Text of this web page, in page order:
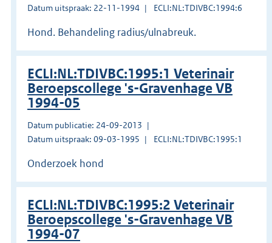
Datum uitspraak: 22-11-1994
ECLI:NL:TDIVBC:1994:6
Hond. Behandeling radius/ulnabreuk.
ECLI:NL:TDIVBC:1995:1 Veterinair
Beroepscollege 's-Gravenhage VB
1994-05
Datum publicatie: 24-09-2013
Datum uitspraak: 09-03-1995
ECLI:NL:TDIVBC:1995:1
Onderzoek hond
ECLI:NL:TDIVBC:1995:2 Veterinair
Beroepscollege 's-Gravenhage VB
1994-07